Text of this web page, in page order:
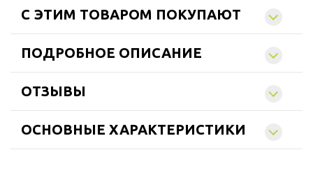
C ЭТИМ ТОВАРОМ ПОКУПАЮТ
ПОДРОБНОЕ ОПИСАНИЕ
ОТЗЫВЫ
ОСНОВНЫЕ ХАРАКТЕРИСТИКИ